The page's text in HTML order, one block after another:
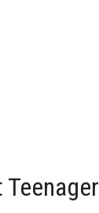
Teenager